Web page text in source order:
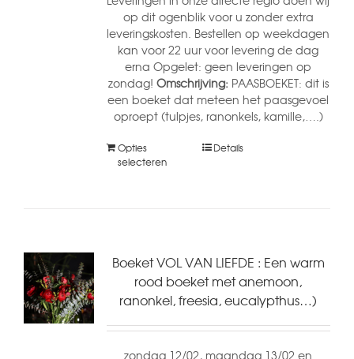
op dit ogenblik voor u zonder extra
leveringskosten. Bestellen op weekdagen
kan voor 22 uur voor levering de dag
erna Opgelet: geen leveringen op
zondag! Omschrijving: PAASBOEKET: dit is
een boeket dat meteen het paasgevoel
oproept (tulpjes, ranonkels, kamille,….)
Opties
selecteren
Details
Boeket VOL VAN LIEFDE : Een warm
rood boeket met anemoon,
ranonkel, freesia, eucalypthus…)
zondag 12/02, maandag 13/02 en